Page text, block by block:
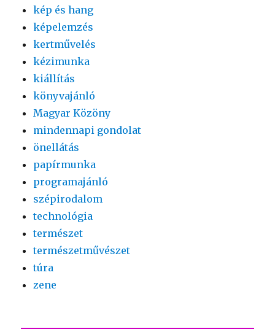
kép és hang
képelemzés
kertművelés
kézimunka
kiállítás
könyvajánló
Magyar Közöny
mindennapi gondolat
önellátás
papírmunka
programajánló
szépirodalom
technológia
természet
természetművészet
túra
zene